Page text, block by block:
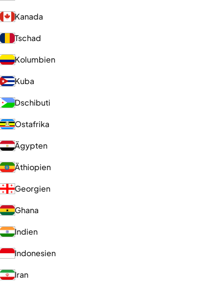
Kanada
Tschad
Kolumbien
Kuba
Dschibuti
Ostafrika
Ägypten
Äthiopien
Georgien
Ghana
Indien
Indonesien
Iran